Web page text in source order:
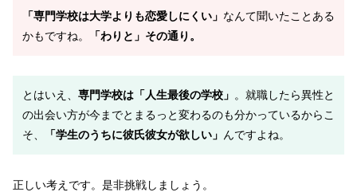
「専門学校は大学よりも恋愛しにくい」 なんて聞いたことある
かもですね。
「わりと」その通り。
とはいえ、 専門学校は「人生最後の学校」 。就職したら異性と
の出会い方が今までとまるっと変わるのも分かっているからこ
そ、
「学生のうちに彼氏彼女が欲しい」 んですよね。
正しい考えです。是非挑戦しましょう。